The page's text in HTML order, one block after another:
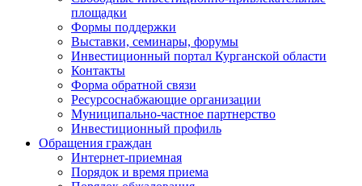
площадки
Формы поддержки
Выставки, семинары, форумы
Инвестиционный портал Курганской области
Контакты
Форма обратной связи
Ресурсоснабжающие организации
Муниципально-частное партнерство
Инвестиционный профиль
Обращения граждан
Интернет-приемная
Порядок и время приема